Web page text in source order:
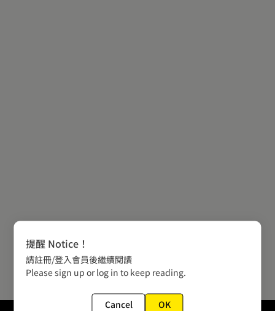
提醒 Notice！
請註冊/登入會員後繼續閱讀
Please sign up or log in to keep reading.
Cancel OK